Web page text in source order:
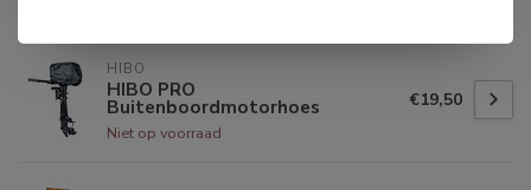
HIBO
HIBO PRO
Buitenboordmotorhoes
Niet op voorraad
€19,50